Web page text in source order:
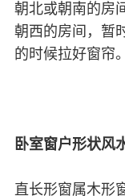
朝北或朝南的房
朝西的房间，暂
的时候拉好窗帘。
卧室窗户形状风
直长形窗属木形